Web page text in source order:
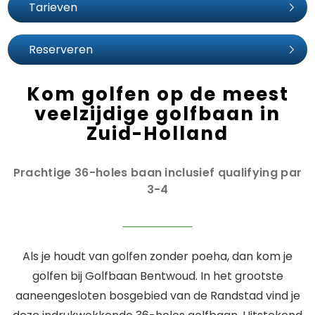
Tarieven
Reserveren
Kom golfen op de meest
veelzijdige golfbaan in
Zuid-Holland
Prachtige 36-holes baan inclusief qualifying par
3-4
Als je houdt van golfen zonder poeha, dan kom je
golfen bij Golfbaan Bentwoud. In het grootste
aaneengesloten bosgebied van de Randstad vind je